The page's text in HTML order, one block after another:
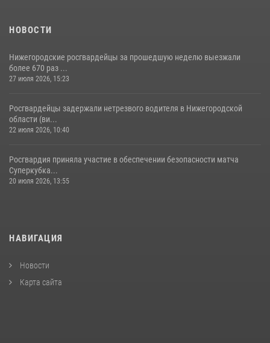
НОВОСТИ
Нижегородские росгвардейцы за прошедшую неделю выезжали
более 670 раз ...
27 июля 2026, 15:23
Росгвардейцы задержали нетрезвого водителя в Нижегородской
области (ви...
22 июля 2026, 10:40
Росгвардия приняла участие в обеспечении безопасности матча
Суперкубка...
20 июля 2026, 13:55
НАВИГАЦИЯ
Новости
Карта сайта